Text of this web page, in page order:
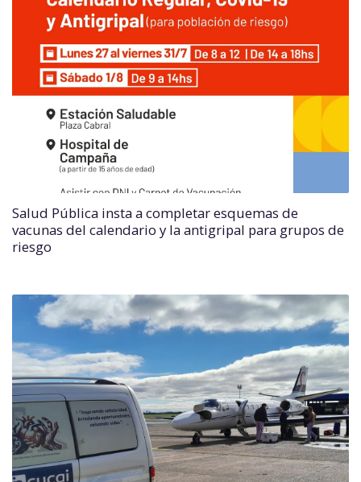
Salud Pública insta a completar esquemas de
vacunas del calendario y la antigripal para grupos de
riesgo